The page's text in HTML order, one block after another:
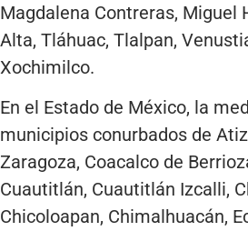
Magdalena Contreras, Miguel
Alta, Tláhuac, Tlalpan,
Xochimilco.
En el Estado de México, la
municipios conurbados de
Zaragoza, Coacalco de
Cuautitlán, Cuautitlán Izcalli,
Chicoloapan, Chimalhuacán,